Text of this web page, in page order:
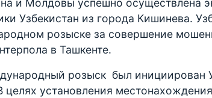
и Молдовы успешно осуществлена
Узбекистан из города Кишинева.
розыске за совершение
в Ташкенте.
розыск был инициирован
целях установления